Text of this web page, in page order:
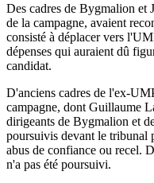
Des cadres de Bygmalion
de la campagne, avaient
consisté à déplacer vers
dépenses qui auraient dû
candidat.
D'anciens cadres de l'ex-
campagne, dont Guillaume
dirigeants de Bygmalion et
poursuivis devant le tribunal
abus de confiance ou recel.
n'a pas été poursuivi.